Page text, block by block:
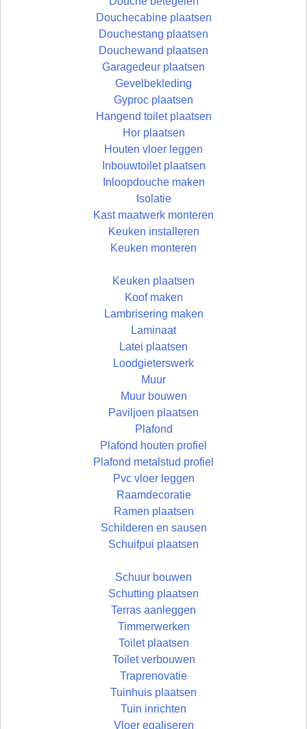
Douchecabine plaatsen
Douchestang plaatsen
Douchewand plaatsen
Garagedeur plaatsen
Gevelbekleding
Gyproc plaatsen
Hangend toilet plaatsen
Hor plaatsen
Houten vloer leggen
Inbouwtoilet plaatsen
Inloopdouche maken
Isolatie
Kast maatwerk monteren
Keuken installeren
Keuken monteren
Keuken plaatsen
Koof maken
Lambrisering maken
Laminaat
Latei plaatsen
Loodgieterswerk
Muur
Muur bouwen
Paviljoen plaatsen
Plafond
Plafond houten profiel
Plafond metalstud profiel
Pvc vloer leggen
Raamdecoratie
Ramen plaatsen
Schilderen en sausen
Schuifpui plaatsen
Schuur bouwen
Schutting plaatsen
Terras aanleggen
Timmerwerken
Toilet plaatsen
Toilet verbouwen
Traprenovatie
Tuinhuis plaatsen
Tuin inrichten
Vloer egaliseren